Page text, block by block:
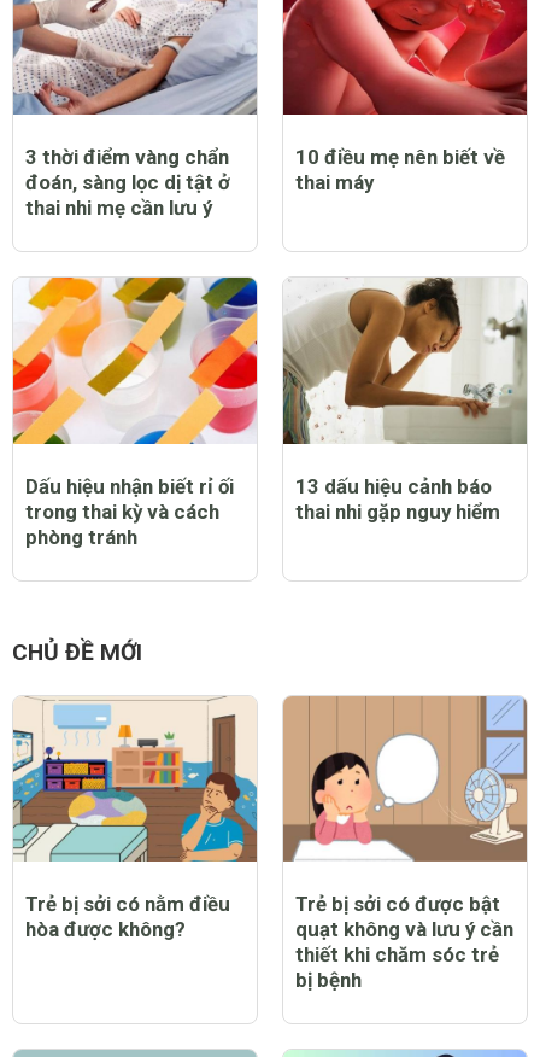
3 thời điểm vàng chẩn
đoán, sàng lọc dị tật ở
thai nhi mẹ cần lưu ý
10 điều mẹ nên biết về
thai máy
Dấu hiệu nhận biết rỉ ối
trong thai kỳ và cách
phòng tránh
13 dấu hiệu cảnh báo
thai nhi gặp nguy hiểm
CHỦ ĐỀ MỚI
Trẻ bị sởi có nằm điều
hòa được không?
Trẻ bị sởi có được bật
quạt không và lưu ý cần
thiết khi chăm sóc trẻ
bị bệnh